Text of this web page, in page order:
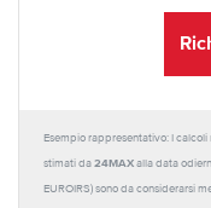
Esempio rappresentativo: I
stimati da 24MAX alla data
EUROIRS) sono da considerarsi